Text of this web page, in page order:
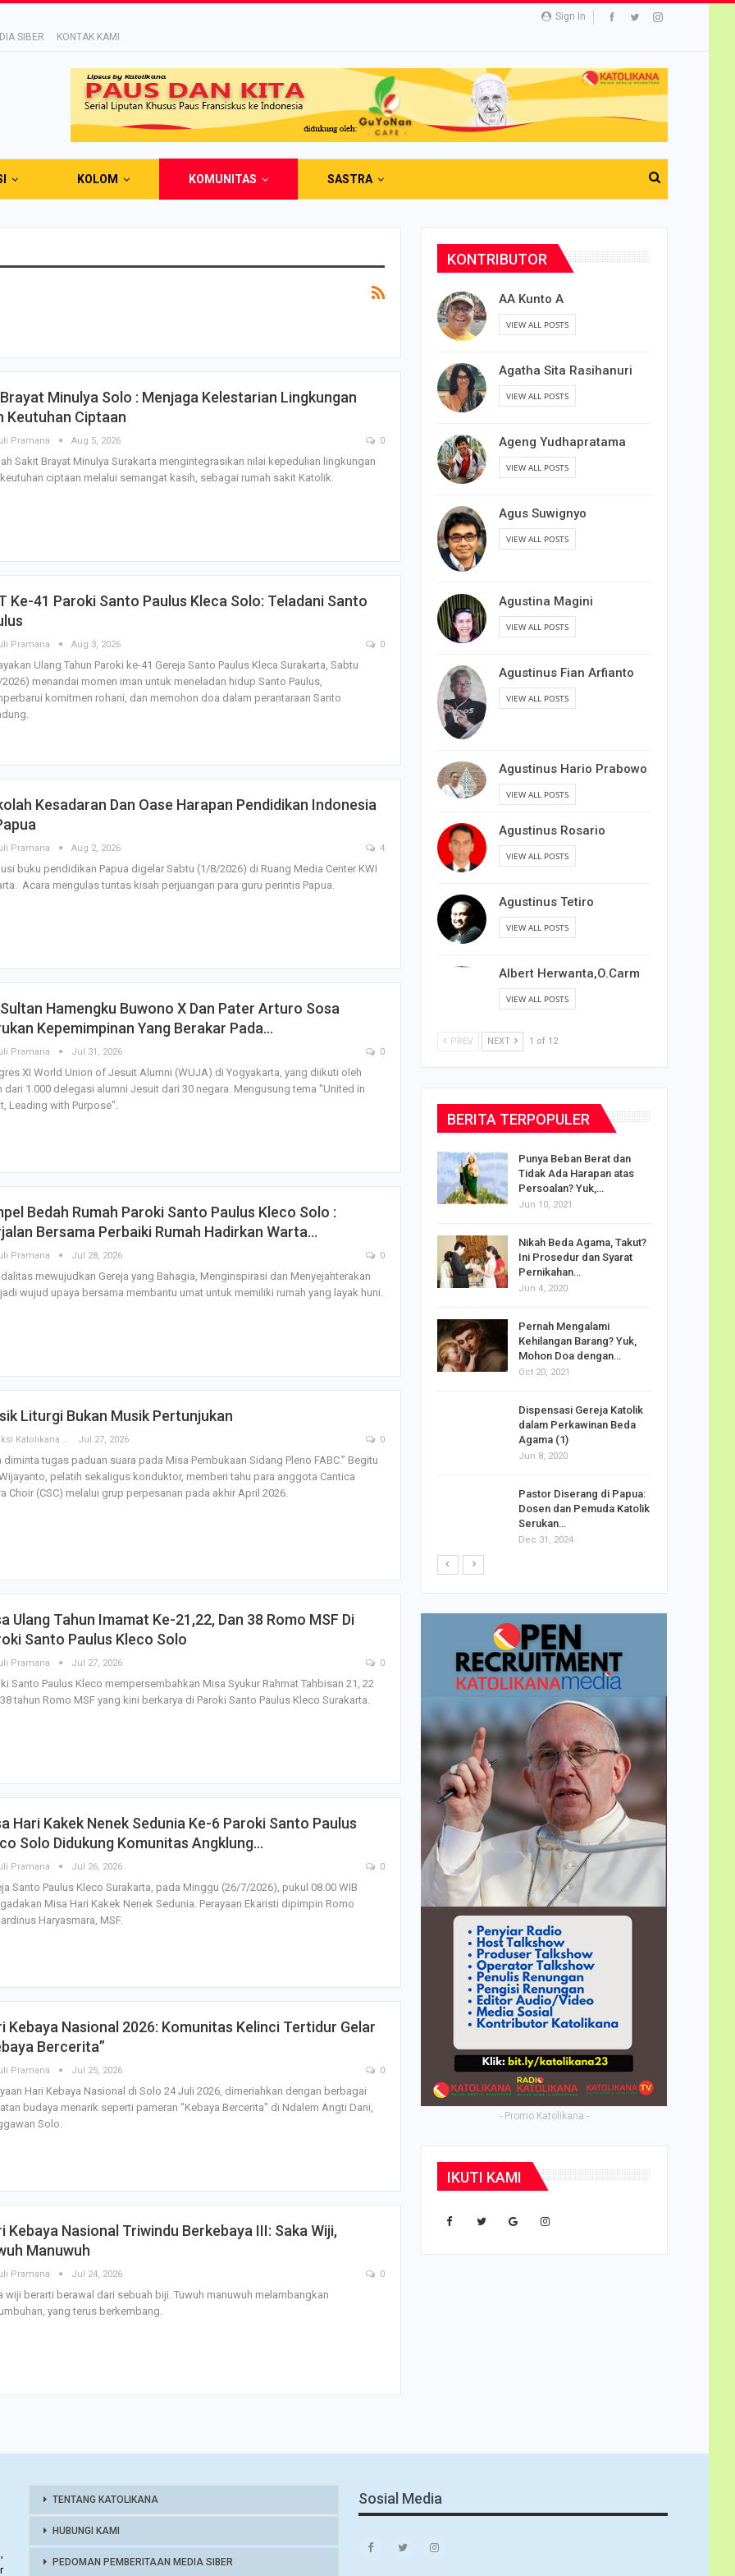
Sign In
SIBER KONTAK KAMI
KOLOM KOMUNITAS SASTRA
Brayat Minulya Solo : Menjaga Kelestarian Lingkungan
Keutuhan Ciptaan
Pramana Aug 5, 2026 0
Sakit Brayat Minulya Surakarta mengintegrasikan nilai kepedulian lingkungan
ciptaan melalui semangat kasih, sebagai rumah sakit Katolik.
Ke-41 Paroki Santo Paulus Kleca Solo: Teladani Santo
Pramana Aug 3, 2026 0
Ulang Tahun Paroki ke-41 Gereja Santo Paulus Kleca Surakarta, Sabtu
menandai momen iman untuk meneladan hidup Santo Paulus,
komitmen rohani, dan memohon doa dalam perantaraan Santo
Kesadaran Dan Oase Harapan Pendidikan Indonesia
Pramana Aug 2, 2026 4
buku pendidikan Papua digelar Sabtu (1/8/2026) di Ruang Media Center KWI
Acara mengulas tuntas kisah perjuangan para guru perintis Papua.
Hamengku Buwono X Dan Pater Arturo Sosa
Kepemimpinan Yang Berakar Pada…
Pramana Jul 31, 2026 0
XI World Union of Jesuit Alumni (WUJA) di Yogyakarta, yang diikuti oleh
dari 1.000 delegasi alumni Jesuit dari 30 negara. Mengusung tema "United in
Leading with Purpose".
Bedah Rumah Paroki Santo Paulus Kleco Solo :
Bersama Perbaiki Rumah Hadirkan Warta…
Pramana Jul 28, 2026 0
mewujudkan Gereja yang Bahagia, Menginspirasi dan Menyejahterakan
wujud upaya bersama membantu umat untuk memiliki rumah yang layak huni.
Liturgi Bukan Musik Pertunjukan
Jul 27, 2026 0
diminta tugas paduan suara pada Misa Pembukaan Sidang Pleno FABC.” Begitu
pelatih sekaligus konduktor, memberi tahu para anggota Cantica
Choir (CSC) melalui grup perpesanan pada akhir April 2026.
Ulang Tahun Imamat Ke-21,22, Dan 38 Romo MSF Di
Santo Paulus Kleco Solo
Pramana Jul 27, 2026 0
Santo Paulus Kleco mempersembahkan Misa Syukur Rahmat Tahbisan 21, 22
tahun Romo MSF yang kini berkarya di Paroki Santo Paulus Kleco Surakarta.
Hari Kakek Nenek Sedunia Ke-6 Paroki Santo Paulus
Solo Didukung Komunitas Angklung…
Pramana Jul 26, 2026 0
Santo Paulus Kleco Surakarta, pada Minggu (26/7/2026), pukul 08.00 WIB
Misa Hari Kakek Nenek Sedunia. Perayaan Ekaristi dipimpin Romo
Haryasmara, MSF.
Kebaya Nasional 2026: Komunitas Kelinci Tertidur Gelar
Bercerita”
Pramana Jul 25, 2026 0
Hari Kebaya Nasional di Solo 24 Juli 2026, dimeriahkan dengan berbagai
budaya menarik seperti pameran "Kebaya Bercerita" di Ndalem Angti Dani,
Solo.
Kebaya Nasional Triwindu Berkebaya III: Saka Wiji,
Manuwuh
Pramana Jul 24, 2026 0
wiji berarti berawal dari sebuah biji. Tuwuh manuwuh melambangkan
yang terus berkembang.
KONTRIBUTOR
AA Kunto A
VIEW ALL POSTS
Agatha Sita Rasihanuri
VIEW ALL POSTS
Ageng Yudhapratama
VIEW ALL POSTS
Agus Suwignyo
VIEW ALL POSTS
Agustina Magini
VIEW ALL POSTS
Agustinus Fian Arfianto
VIEW ALL POSTS
Agustinus Hario Prabowo
VIEW ALL POSTS
Agustinus Rosario
VIEW ALL POSTS
Agustinus Tetiro
VIEW ALL POSTS
Albert Herwanta,O.Carm
VIEW ALL POSTS
PREV NEXT 1 of 12
BERITA TERPOPULER
10 Sosok Perempuan
Paling Menginspirasi
Mar 10, 2021
Irene Umar Pecah Telor
sebagai Wamen
Punya Beban Berat dan
Tidak Ada Harapan atas
Persoalan? Yuk,…
Jun 10, 2021
Nikah Beda Agama, Takut?
Ini Prosedur dan Syarat
Pernikahan…
Jun 4, 2020
Pernah Mengalami
Kehilangan Barang? Yuk,
Mohon Doa dengan…
Oct 20, 2021
Dispensasi Gereja Katolik
dalam Perkawinan Beda
Agama (1)
Jun 8, 2020
Pastor Diserang di Papua:
Dosen dan Pemuda Katolik
Serukan…
Dec 31, 2024
- Promo Katolikana -
IKUTI KAMI
TENTANG KATOLIKANA
HUBUNGI KAMI
PEDOMAN PEMBERITAAN MEDIA SIBER
Sosial Media